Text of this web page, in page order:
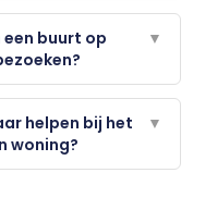
buurt op
▼
helpen bij het
woning?
▼